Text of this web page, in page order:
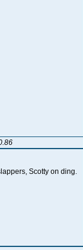
Scotty on ding.